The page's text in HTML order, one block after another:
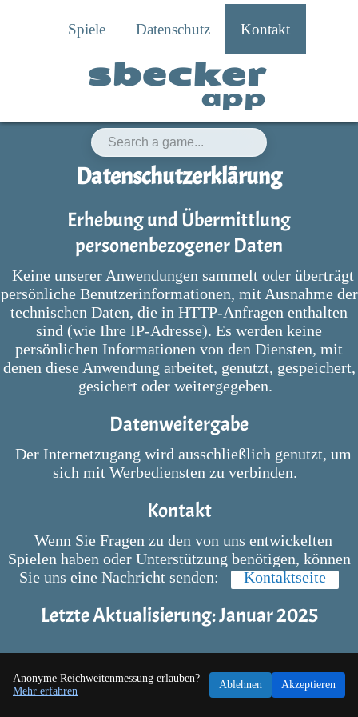
Anonyme Reichweitenmessung erlauben?
Mehr erfahren
Ablehnen Akzeptieren
Spiele Datenschutz Kontakt
sbecker
app
Datenschutzerklärung
Erhebung und Übermittlung
personenbezogener Daten
Keine unserer Anwendungen sammelt oder überträgt
persönliche Benutzerinformationen, mit Ausnahme der
technischen Daten, die in HTTP-Anfragen enthalten
sind (wie Ihre IP-Adresse). Es werden keine
persönlichen Informationen von den Diensten, mit
denen diese Anwendung arbeitet, genutzt, gespeichert,
gesichert oder weitergegeben.
Datenweitergabe
Der Internetzugang wird ausschließlich genutzt, um
sich mit Werbediensten zu verbinden.
Kontakt
Wenn Sie Fragen zu den von uns entwickelten
Spielen haben oder Unterstützung benötigen, können
Sie uns eine Nachricht senden:
Kontaktseite
Letzte Aktualisierung: Januar 2025